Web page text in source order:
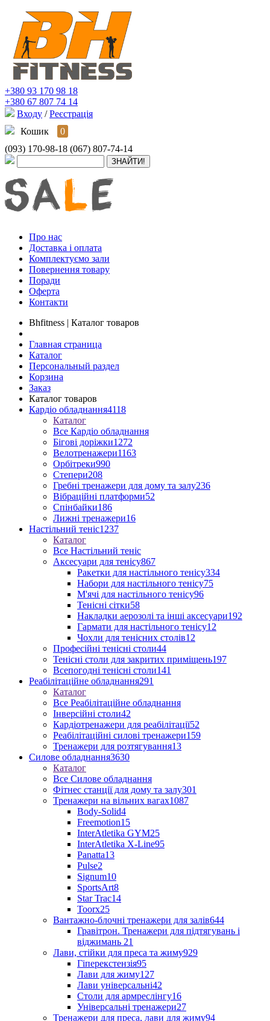
+380 93 170 98 18
+380 67 807 74 14
Входу / Реєстрація
Кошик
0
(093) 170-98-18 (067) 807-74-14
Про нас
Доставка і оплата
Комплектуємо зали
Повернення товару
Поради
Оферта
Контакти
Bhfitness | Каталог товаров
Главная страница
Каталог
Персональный раздел
Корзина
Заказ
Каталог товаров
Кардіо обладнання4118
Каталог
Все Кардіо обладнання
Бігові доріжки1272
Велотренажери1163
Орбітреки990
Степери208
Гребні тренажери для дому та залу236
Вібраційні платформи52
Спінбайки186
Лижні тренажери16
Настільний теніс1237
Каталог
Все Настільний теніс
Аксесуари для тенісу867
Ракетки для настільного тенісу334
Набори для настільного тенісу75
М'ячі для настільного тенісу96
Тенісні сітки58
Накладки аерозолі та інші аксесуари192
Гармати для настільного тенісу12
Чохли для тенісних столів12
Професійні тенісні столи44
Тенісні столи для закритих приміщень197
Всепогодні тенісні столи141
Реабілітаційне обладнання291
Каталог
Все Реабілітаційне обладнання
Інверсійні столи42
Кардіотренажери для реабілітації52
Реабілітаційні силові тренажери159
Тренажери для розтягування13
Силове обладнання3630
Каталог
Все Силове обладнання
Фітнес станції для дому та залу301
Тренажери на вільних вагах1087
Body-Solid4
Freemotion15
InterAtletika GYM25
InterAtletika X-Line95
Panatta13
Pulse2
Signum10
SportsArt8
Star Trac14
Toorx25
Вантажно-блочні тренажери для залів644
Гравітрон. Тренажери для підтягувань і
віджимань 21
Лави, стійки для преса та жиму929
Гіперекстензія95
Лави для жиму127
Лави універсальні42
Столи для армреслінгу16
Універсальні тренажери27
Тренажери для преса, лави для жиму94